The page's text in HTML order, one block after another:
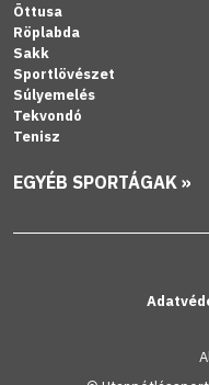
Öttusa
Röplabda
Sakk
Sportlövészet
Súlyemelés
Tekvondó
Tenisz
EGYÉB SPORTÁGAK »